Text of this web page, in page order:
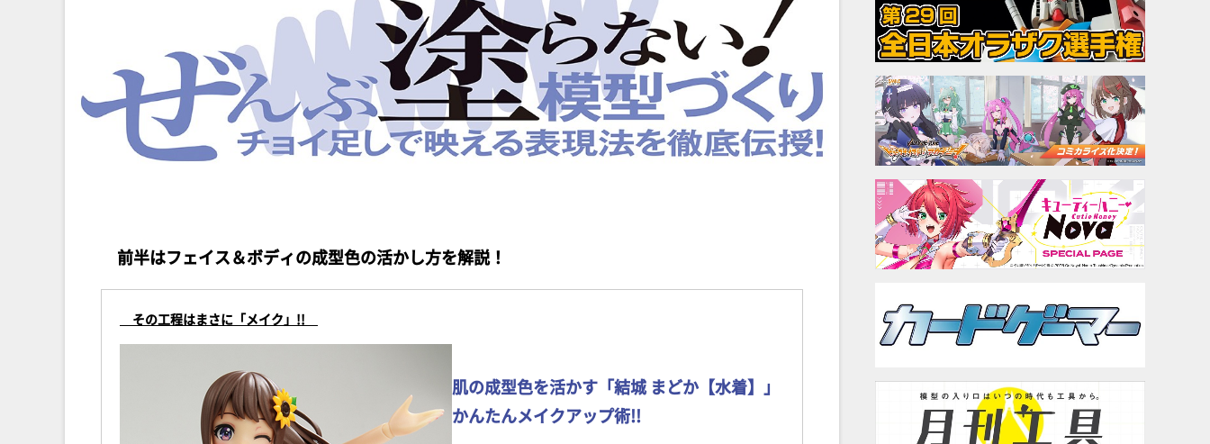
前半はフェイス＆ボディの成型色の活かし方を解説！
その工程はまさに「メイク」!!
肌の成型色を活かす「結城 まどか【水着】」
かんたんメイクアップ術!!